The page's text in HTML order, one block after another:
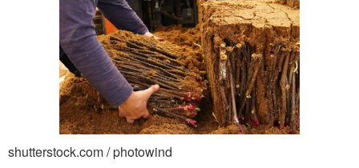
shutterstock.com / photowind